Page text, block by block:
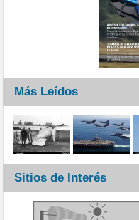
Más Leídos
Sitios de Interés